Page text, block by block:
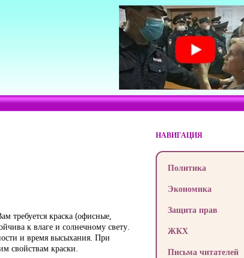
требуется краска (офисные,
к влаге и солнечному свету.
и время высыхания. При
свойствам краски.
НАВИГАЦИЯ
Политика
Экономика
Защита прав
ЖКХ
Письма читателей